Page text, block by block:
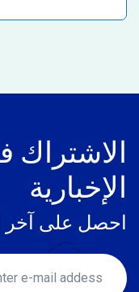
الاشتراك
الإخبارية
احصل على آخر